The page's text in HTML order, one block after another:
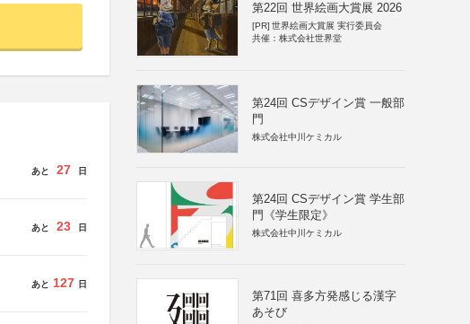
あと 27 日
あと 23 日
あと 127 日
第22回 世界絵画大賞展 2026
[PR] 世界絵画大賞展 実行委員会
共催：株式会社世界堂
第24回 CSデザイン賞 一般部
門
株式会社中川ケミカル
第24回 CSデザイン賞 学生部
門《学生限定》
株式会社中川ケミカル
第71回 喜多方発感じる漢字
あそび